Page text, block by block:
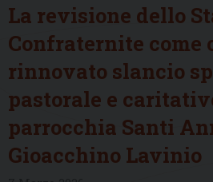
La revisione dello
Confraternite come
rinnovato slancio
pastorale e
parrocchia Santi
Gioacchino Lavinio